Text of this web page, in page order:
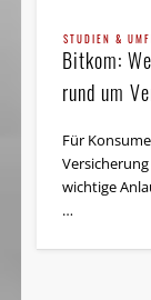
STUDIEN &
Bitkom:
rund um
Für
wichtige
…